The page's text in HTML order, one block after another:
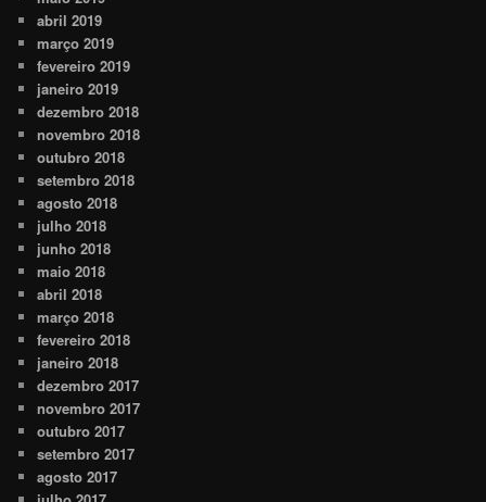
abril 2019
março 2019
fevereiro 2019
janeiro 2019
dezembro 2018
novembro 2018
outubro 2018
setembro 2018
agosto 2018
julho 2018
junho 2018
maio 2018
abril 2018
março 2018
fevereiro 2018
janeiro 2018
dezembro 2017
novembro 2017
outubro 2017
setembro 2017
agosto 2017